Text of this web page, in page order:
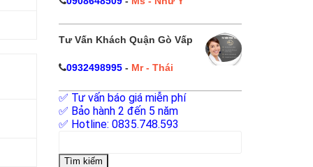
Tư Vấn Khách Quận Gò Vấp
0932498995- Mr - Thái
✅ Tư vấn báo giá miễn phí
✅ Bảo hành 2 đến 5 năm
✅ Hotline: 0835.748.593
cho: